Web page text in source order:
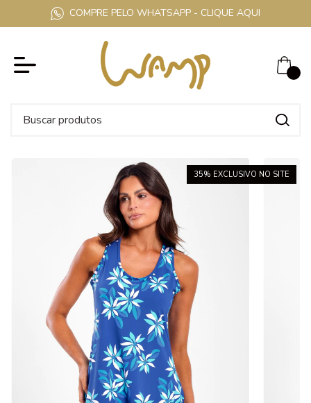
COMPRE PELO WHATSAPP - CLIQUE AQUI
35% EXCLUSIVO NO SITE